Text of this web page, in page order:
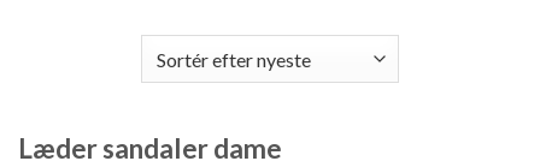
Læder sandaler dame